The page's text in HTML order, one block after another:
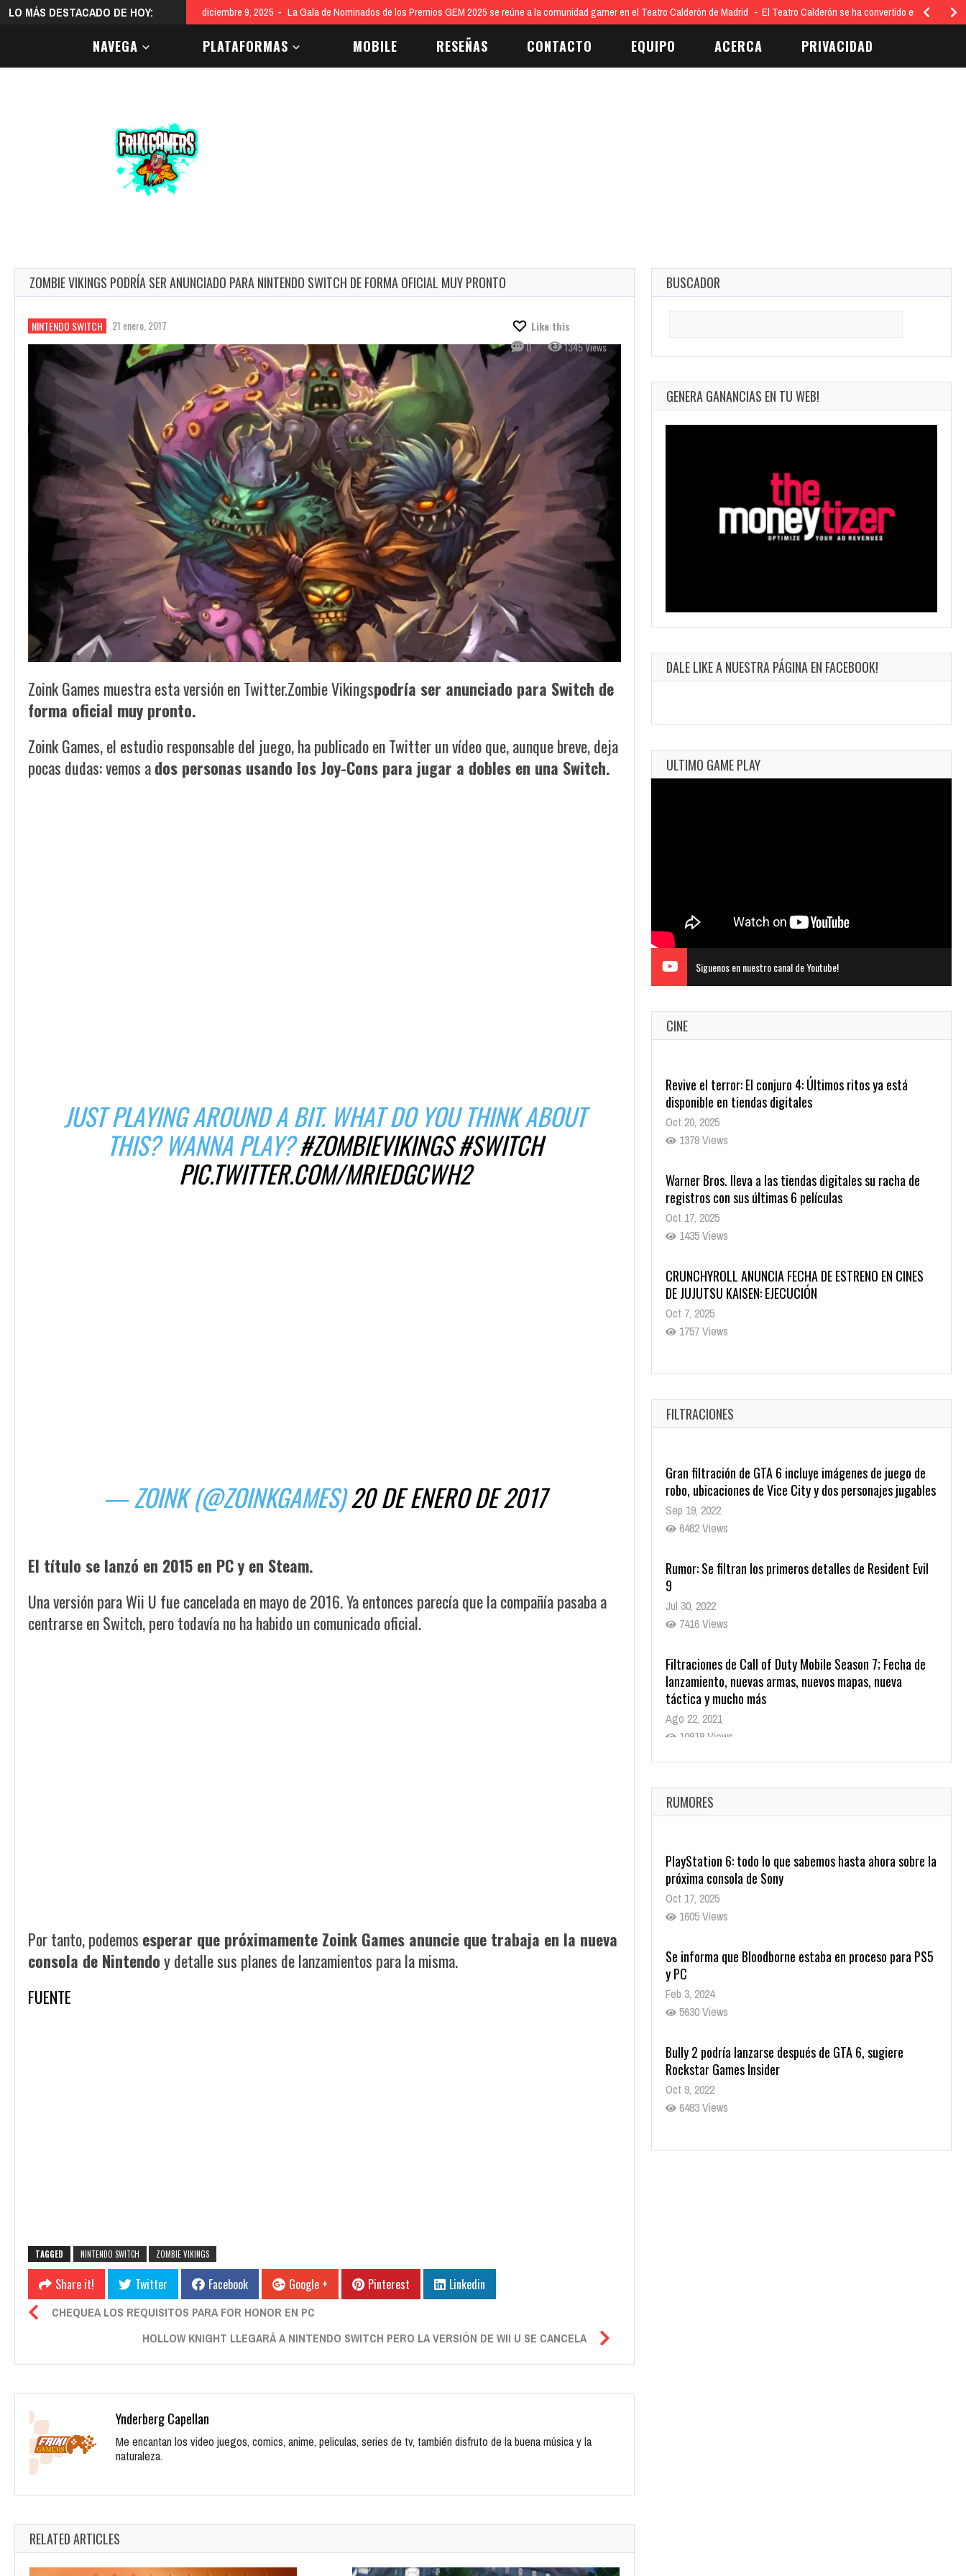
LO MÁS DESTACADO DE HOY: diciembre 9, 2025 La Gala de Nominados de los Premios GEM 2025 se reúne a la comunidad gamer en el Teatro Calderón de Madrid El Teatro Calderón se ha convertido en el
NAVEGA PLATAFORMAS MOBILE RESEÑAS CONTACTO EQUIPO ACERCA PRIVACIDAD
ZOMBIE VIKINGS PODRÍA SER ANUNCIADO PARA NINTENDO SWITCH DE FORMA OFICIAL MUY PRONTO
NINTENDO SWITCH 21 enero, 2017
Like this
0
1345 Views
Zoink Games muestra esta versión en Twitter.Zombie Vikingspodría ser anunciado para Switch de
forma oficial muy pronto.
Zoink Games, el estudio responsable del juego, ha publicado en Twitter un vídeo que, aunque breve, deja
pocas dudas: vemos ados personas usando los Joy-Cons para jugar a dobles en una Switch.
JUST PLAYING AROUND A BIT. WHAT DO YOU THINK ABOUT
THIS? WANNA PLAY?#ZOMBIEVIKINGS#SWITCH
PIC.TWITTER.COM/MRIEDGCWH2
— ZOINK (@ZOINKGAMES)20 DE ENERO DE 2017
El título se lanzó en 2015 en PC y en Steam.
Una versión para Wii U fue cancelada en mayo de 2016. Ya entonces parecía que la compañía pasaba a
centrarse en Switch, pero todavía no ha habido un comunicado oficial.
Por tanto, podemos esperar que próximamente Zoink Games anuncie que trabaja en la nueva
consola de Nintendoy detalle sus planes de lanzamientos para la misma.
FUENTE
TAGGED NINTENDO SWITCH ZOMBIE VIKINGS
Share it! Twitter Facebook Google + Pinterest Linkedin
CHEQUEA LOS REQUISITOS PARA FOR HONOR EN PC
HOLLOW KNIGHT LLEGARÁ A NINTENDO SWITCH PERO LA VERSIÓN DE WII U SE CANCELA
Ynderberg Capellan
Me encantan los video juegos, comics, anime, peliculas, series de tv, también disfruto de la buena música y la
naturaleza.
RELATED ARTICLES
BUSCADOR
GENERA GANANCIAS EN TU WEB!
DALE LIKE A NUESTRA PÁGINA EN FACEBOOK!
ULTIMO GAME PLAY
Siguenos en nuestro canal de Youtube!
CINE
Warner Bros. lleva a las tiendas digitales su racha de
registros con sus últimas 6 películas
Oct 17, 2025
1435 Views
CRUNCHYROLL ANUNCIA FECHA DE ESTRENO EN CINES
DE JUJUTSU KAISEN: EJECUCIÓN
Oct 7, 2025
1757 Views
5 Películas de Terror Basadas en la Vida Real que te
Helarán la Sangre
Oct 22, 2025
1337 Views
Revive el terror: El conjuro 4: Últimos ritos ya está
Oct 20, 2025
1379 Views
FILTRACIONES
Gran filtración de GTA 6 incluye imágenes de juego de
robo, ubicaciones de Vice City y dos personajes jugables
Sep 19, 2022
6482 Views
Rumor: Se filtran los primeros detalles de Resident Evil
9
Jul 30, 2022
7416 Views
Filtraciones de Call of Duty Mobile Season 7; Fecha de
lanzamiento, nuevas armas, nuevos mapas, nueva
táctica y mucho más
Ago 22, 2021
10818 Views
La configuración de Call of Duty 2021 aparentemente
Ago 8, 2021
10003 Views
RUMORES
PlayStation 6: todo lo que sabemos hasta ahora sobre la
próxima consola de Sony
Oct 17, 2025
1605 Views
Se informa que Bloodborne estaba en proceso para PS5
y PC
Feb 3, 2024
5630 Views
Bully 2 podría lanzarse después de GTA 6, sugiere
Rockstar Games Insider
Oct 9, 2022
6483 Views
Rumor: Se filtran los primeros detalles de Resident Evil